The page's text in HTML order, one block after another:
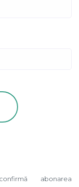
abonarea